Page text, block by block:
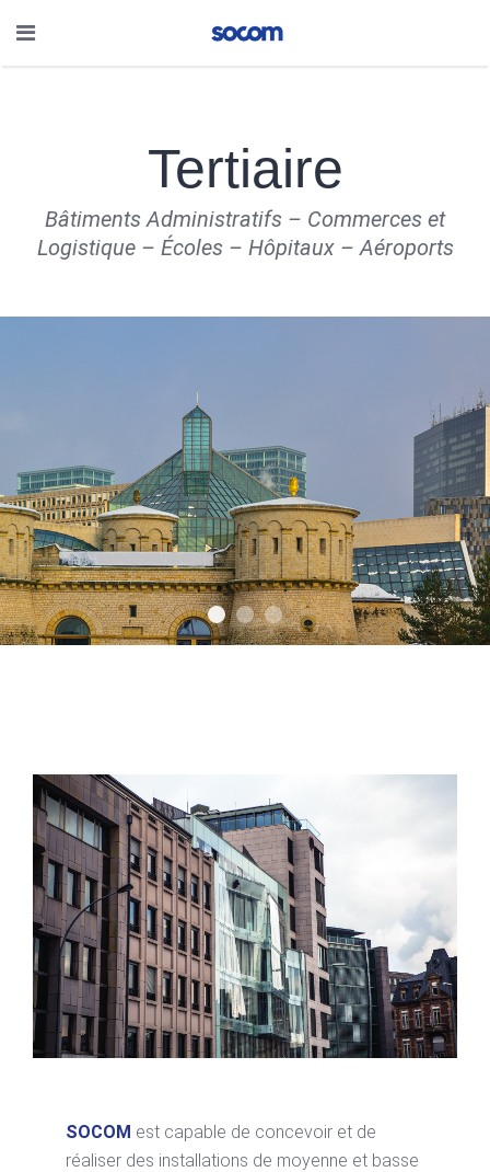
Tertiaire
Bâtiments Administratifs – Commerces et
Logistique – Écoles – Hôpitaux – Aéroports
Luxemburg City Kirchberg Winter
Luxembourg City Night
Tertiaire
SOCOM est capable de concevoir et de
réaliser des installations de moyenne et basse